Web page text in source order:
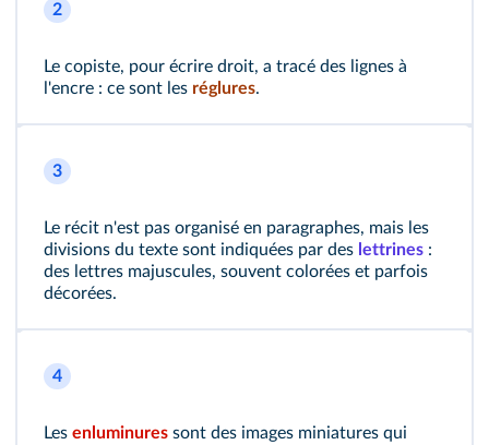
2
Le copiste, pour écrire droit, a tracé des lignes à
l'encre : ce sont les réglures.
3
Le récit n'est pas organisé en paragraphes, mais les
divisions du texte sont indiquées par des lettrines :
des lettres majuscules, souvent colorées et parfois
décorées.
4
Les enluminures sont des images miniatures qui